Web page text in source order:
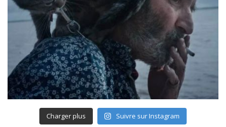
Charger plus Suivre sur Instagram